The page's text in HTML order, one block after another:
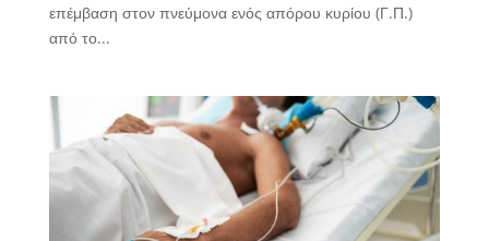
επέμβαση στον πνεύμονα ενός απόρου κυρίου (Γ.Π.)
από το...